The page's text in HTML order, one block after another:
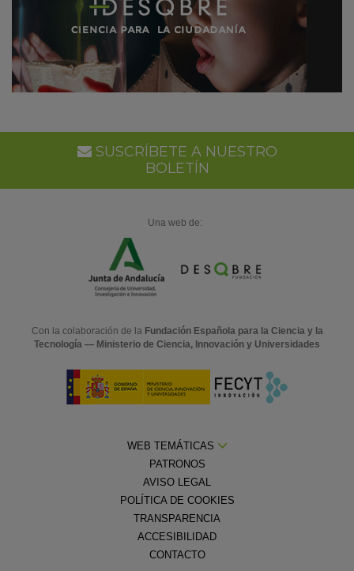
SUSCRÍBETE A NUESTRO
BOLETÍN
Una web de:
Con la colaboración de la Fundación Española para la Ciencia y la
Tecnología — Ministerio de Ciencia, Innovación y Universidades
WEB TEMÁTICAS
PATRONOS
AVISO LEGAL
POLÍTICA DE COOKIES
TRANSPARENCIA
ACCESIBILIDAD
CONTACTO